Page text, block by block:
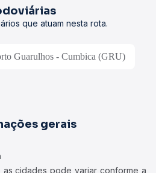
que atuam nesta rota.
Guarulhos - Cumbica (GRU)
gerais
cidades pode variar conforme a